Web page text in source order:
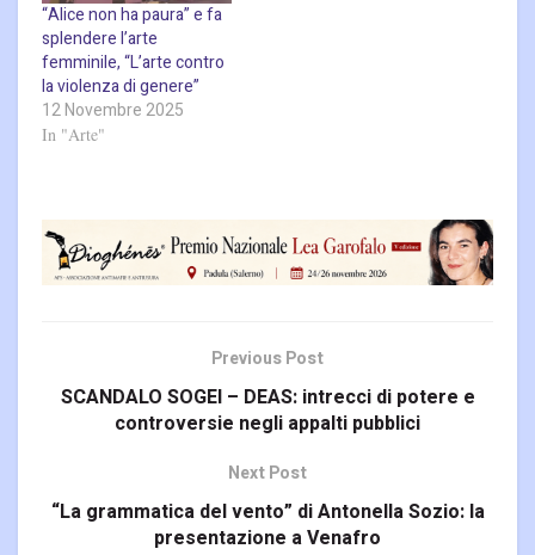
“Alice non ha paura” e fa
splendere l’arte
femminile, “L’arte contro
la violenza di genere”
12 Novembre 2025
In "Arte"
Previous Post
SCANDALO SOGEI – DEAS: intrecci di potere e
controversie negli appalti pubblici
Next Post
“La grammatica del vento” di Antonella Sozio: la
presentazione a Venafro